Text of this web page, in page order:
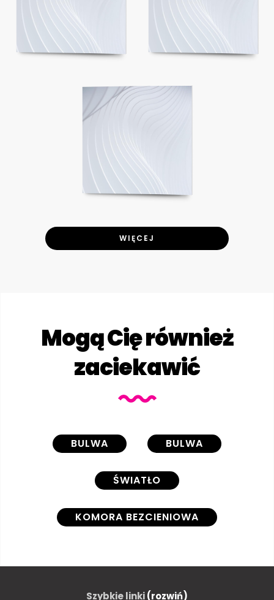
WIĘCEJ
Mogą Cię również
zaciekawić
BULWA BULWA
ŚWIATŁO
KOMORA BEZCIENIOWA
SKRZYĆ OZDOBA
Szybkie linki(rozwiń)